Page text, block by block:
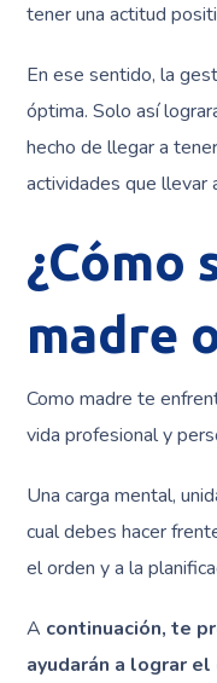
tener una actitud
En ese sentido, la
óptima. Solo así
hecho de llegar a
actividades que llevar
¿Cómo
madre
Como madre te
vida profesional y
Una carga mental,
cual debes hacer
el orden y a la
A continuación, te
ayudarán a lograr